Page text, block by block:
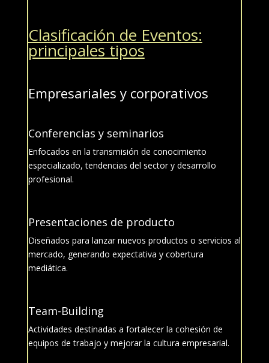
Clasificación de Eventos:
principales tipos
Empresariales y corporativos
Conferencias y seminarios
Enfocados en la transmisión de conocimiento
especializado, tendencias del sector y desarrollo
profesional.
Presentaciones de producto
Diseñados para lanzar nuevos productos o servicios al
mercado, generando expectativa y cobertura
mediática.
Team-Building
Actividades destinadas a fortalecer la cohesión de
equipos de trabajo y mejorar la cultura empresarial.